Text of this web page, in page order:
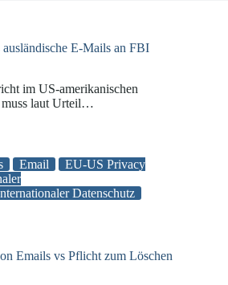
E-Mails an FBI
im US-amerikanischen
muss laut Urteil…
Email
EU-US Privacy
Datenschutz
Emails vs Pflicht zum Löschen